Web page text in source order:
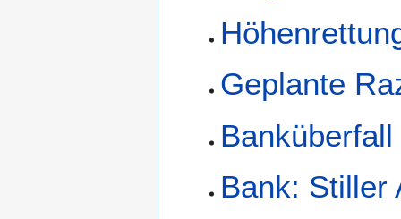
Geplante
Banküberfall
Bank: Stiller